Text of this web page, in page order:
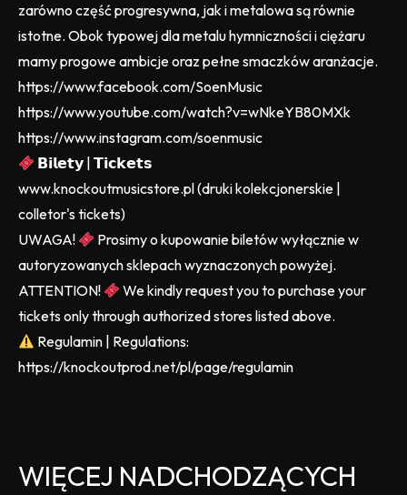
zarówno część progresywna, jak i metalowa są równie
istotne. Obok typowej dla metalu hymniczności i ciężaru
mamy progowe ambicje oraz pełne smaczków aranżacje.
https://www.facebook.com/SoenMusic
https://www.youtube.com/watch?v=wNkeYB80MXk
https://www.instagram.com/soenmusic
𝗕𝗶𝗹𝗲𝘁𝘆 | 𝗧𝗶𝗰𝗸𝗲𝘁𝘀
www.knockoutmusicstore.pl (druki kolekcjonerskie |
colletor's tickets)
UWAGA!
Prosimy o kupowanie biletów wyłącznie w
autoryzowanych sklepach wyznaczonych powyżej.
ATTENTION!
We kindly request you to purchase your
tickets only through authorized stores listed above.
Regulamin | Regulations:
https://knockoutprod.net/pl/page/regulamin
WIĘCEJ NADCHODZĄCYCH